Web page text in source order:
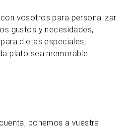
vosotros para personalizar
gustos y necesidades,
dietas especiales,
plato sea memorable.
ponemos a vuestra